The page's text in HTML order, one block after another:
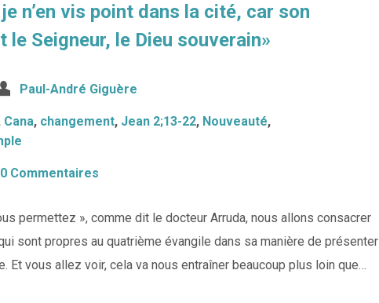
n’en vis point dans la cité, car son
le Seigneur, le Dieu souverain»
Paul-André Giguère
Cana, changement, Jean 2;13-22, Nouveauté,
0 Commentaires
permettez », comme dit le docteur Arruda, nous allons consacrer
sont propres au quatrième évangile dans sa manière de présenter
vous allez voir, cela va nous entraîner beaucoup plus loin que…